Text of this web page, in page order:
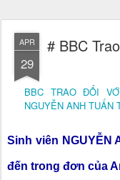
APR
29
# BBC
BBC TRAO ĐỔI
NGUYỄN ANH TUẤN
Sinh viên NGUYỄN
đến trong đơn của